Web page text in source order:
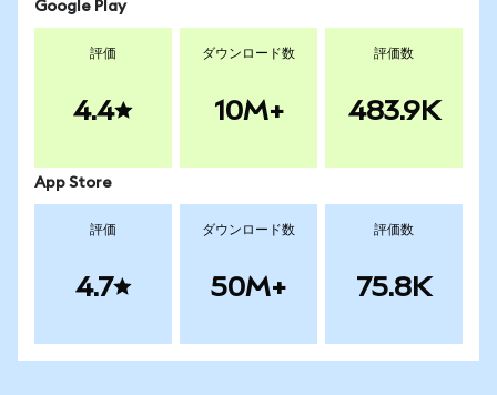
Google Play
評価
4.4
ダウンロード数
10M+
評価数
483.9K
App Store
評価
4.7
ダウンロード数
50M+
評価数
75.8K